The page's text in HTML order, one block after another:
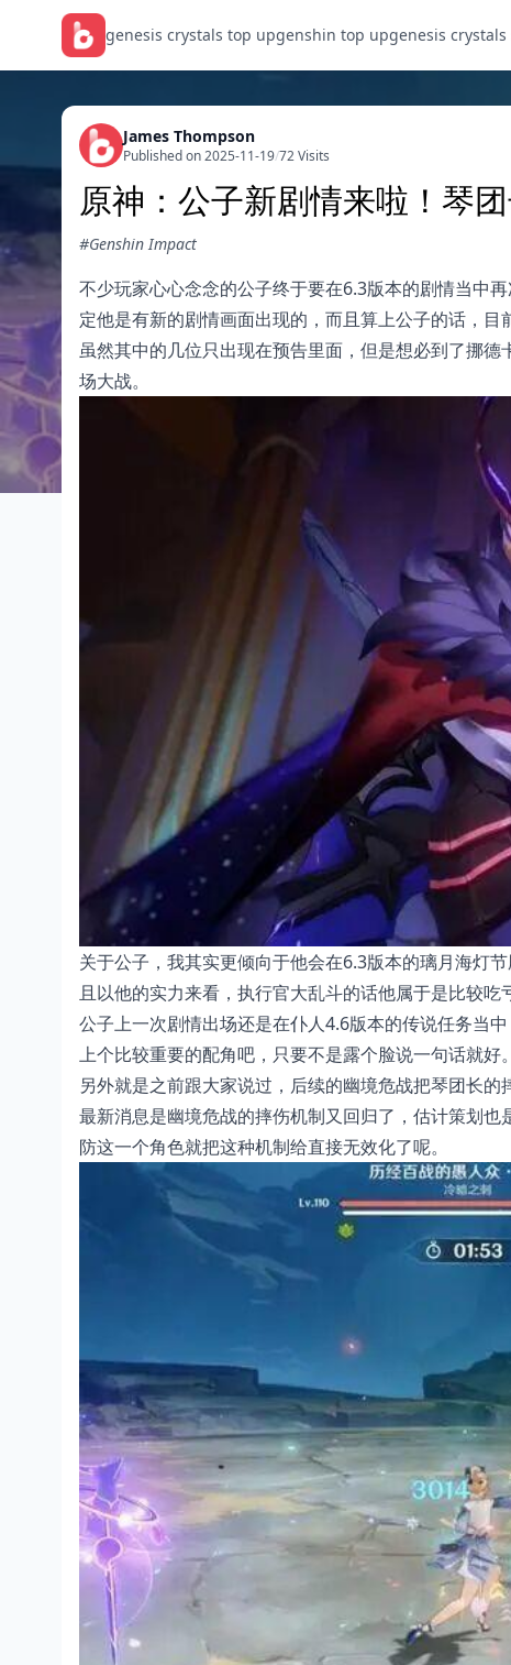
genesis crystals top upgenshin top upgenesis crystals
James Thompson
Published on 2025-11-19/72 Visits
原神：公子新剧情来啦！琴
#Genshin Impact
不少玩家心心念念的公子终于要在6.3版本的剧情当中
定他是有新的剧情画面出现的，而且算上公子的话，目
虽然其中的几位只出现在预告里面，但是想必到了挪
场大战。
关于公子，我其实更倾向于他会在6.3版本的璃月海灯
且以他的实力来看，执行官大乱斗的话他属于是比较吃
公子上一次剧情出场还是在仆人4.6版本的传说任务当
上个比较重要的配角吧，只要不是露个脸说一句话就好。
另外就是之前跟大家说过，后续的幽境危战把琴团长
最新消息是幽境危战的摔伤机制又回归了，估计策划
防这一个角色就把这种机制给直接无效化了呢。